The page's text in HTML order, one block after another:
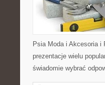
Psia Moda i Akcesoria i
prezentacje wielu
świadomie wybrać